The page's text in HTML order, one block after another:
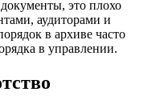
это плохо
аудиторами и
в архиве часто
в управлении.